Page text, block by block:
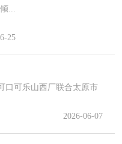
...
25
可乐山西厂联合太原市
2026-06-07